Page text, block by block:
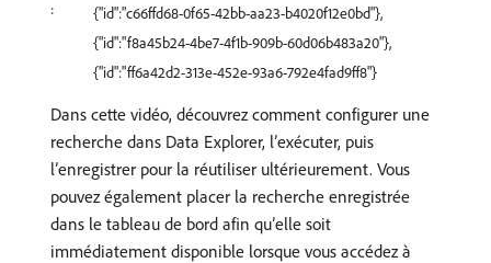
:
{"id":"c66ffd68-0f65-42bb-aa23-b4020f12e0bd"},
{"id":"f8a45b24-4be7-4f1b-909b-60d06b483a20"},
{"id":"ff6a42d2-313e-452e-93a6-792e4fad9ff8"}
Dans cette vidéo, découvrez comment configurer une
recherche dans Data Explorer, l’exécuter, puis
l’enregistrer pour la réutiliser ultérieurement. Vous
pouvez également placer la recherche enregistrée
dans le tableau de bord afin qu’elle soit
immédiatement disponible lorsque vous accédez à